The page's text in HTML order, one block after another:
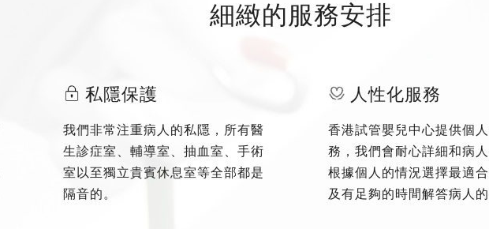
細緻的服務安排
私隱保護
我們非常注重病人的私隱，所有醫
生診症室、輔導室、抽血室、手術
室以至獨立貴賓休息室等全部都是
隔音的。
人性化服務
香港試管嬰兒中心提供個
務，我們會耐心詳細和病人
根據個人的情況選擇最適
及有足夠的時間解答病人的